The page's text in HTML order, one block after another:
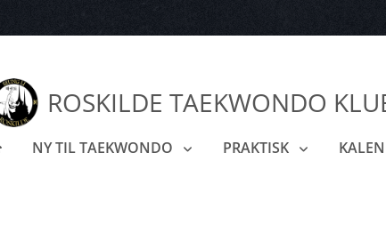
ROSKILDE TAEKWONDO
NY TIL TAEKWONDO PRAKTISK